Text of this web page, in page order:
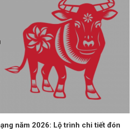
năm 2026: Lộ trình chi tiết đón